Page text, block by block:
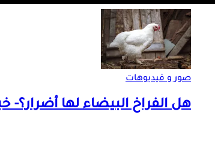
صور و فيديوهات
هل الفراخ البيضاء لها أضرار؟-